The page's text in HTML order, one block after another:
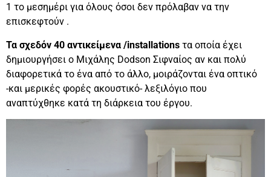
1 το μεσημέρι για όλους όσοι δεν πρόλαβαν να την
επισκεφτούν .
Τα σχεδόν 40 αντικείμενα /installations τα οποία έχει
δημιουργήσει ο Μιχάλης Dodson Σιφναίος αν και πολύ
διαφορετικά το ένα από το άλλο, μοιράζονται ένα οπτικό
-και μερικές φορές ακουστικό- λεξιλόγιο που
αναπτύχθηκε κατά τη διάρκεια του έργου.